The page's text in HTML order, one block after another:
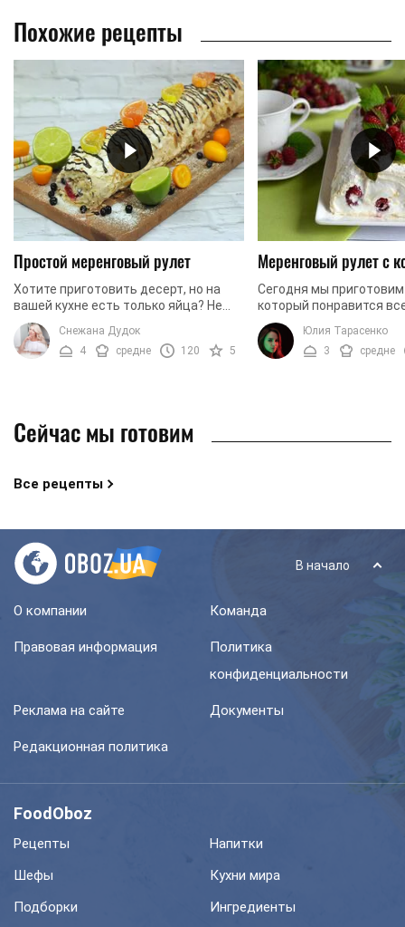
Похожие рецепты
Простой меренговый рулет
Хотите приготовить десерт, но на
вашей кухне есть только яйца? Не
умеете и не любите долго возиться
на кухне, но хочется отведать что-
нибудь ...
Снежана Дудок
4
средне 120 5
Меренговый рулет с
Сегодня мы
который понравится
попробует. Особенно
душе любителям
приготовим нежное ...
Юлия Тарасенко
3
средне
Сейчас мы готовим
Все рецепты
В начало
О компании Команда
Правовая информация
Политика
конфиденциальности
Реклама на сайте Документы
Редакционная политика
FoodOboz
Рецепты
Напитки
Шефы
Кухни мира
Подборки
Ингредиенты